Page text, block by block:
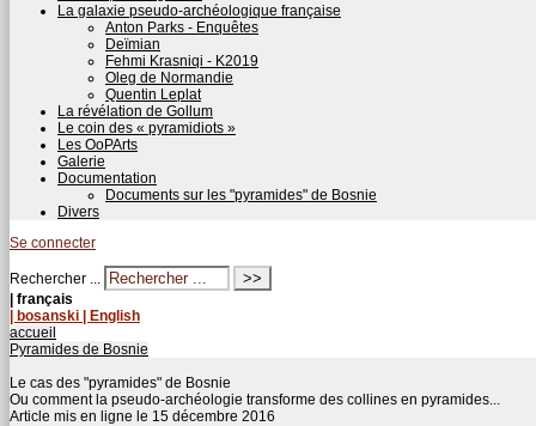
La galaxie pseudo-archéologique française
Anton Parks - Enquêtes
Deïmian
Fehmi Krasniqi - K2019
Oleg de Normandie
Quentin Leplat
La révélation de Gollum
Le coin des « pyramidiots »
Les OoPArts
Galerie
Documentation
Documents sur les "pyramides" de Bosnie
Divers
Se connecter
Rechercher ...
| français
| bosanski | English
accueil
Pyramides de Bosnie
Le cas des "pyramides" de Bosnie
Ou comment la pseudo-archéologie transforme des collines en pyramides...
Article mis en ligne le 15 décembre 2016